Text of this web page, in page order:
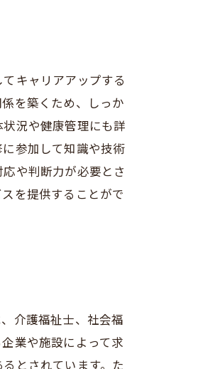
キャリアアップする
を築くため、しっか
況や健康管理にも詳
参加して知識や技術
や判断力が必要とさ
を提供することがで
介護福祉士、社会福
業や施設によって求
とされています。た